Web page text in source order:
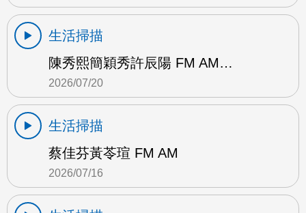
生活掃描
陳秀熙簡穎秀許辰陽 FM AM…
2026/07/20
生活掃描
蔡佳芬黃苓瑄 FM AM
2026/07/16